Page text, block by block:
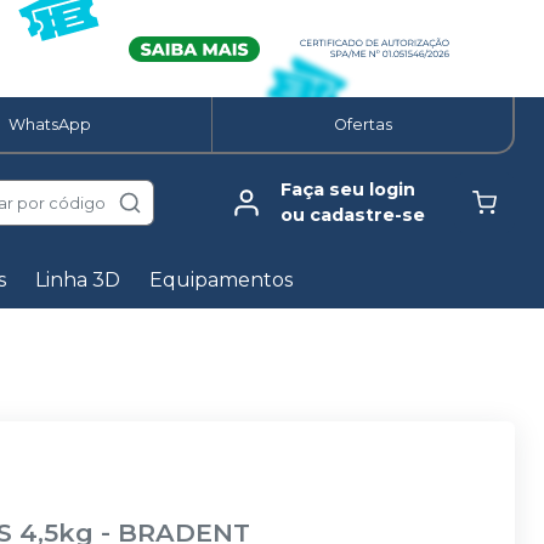
WhatsApp Ofertas
por código
Faça seu login
ou cadastre-se
Linha 3D Equipamentos
4,5kg - BRADENT